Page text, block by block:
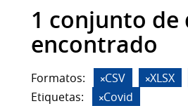
1 conjunto de
encontrado
Formatos: CSV XLSX
Etiquetas:
Covid